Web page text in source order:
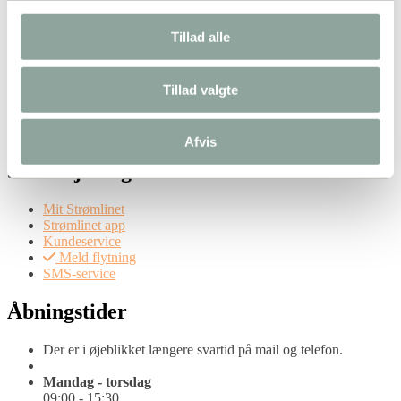
Tillad alle
Tillad valgte
Afvis
Om os
Kunderettigheder
Tilgængelighedserklæring
Selvbetjening
Mit Strømlinet
Strømlinet app
Kundeservice
Meld flytning
SMS-service
Åbningstider
Der er i øjeblikket længere svartid på mail og telefon.
Mandag - torsdag
09:00 - 15:30